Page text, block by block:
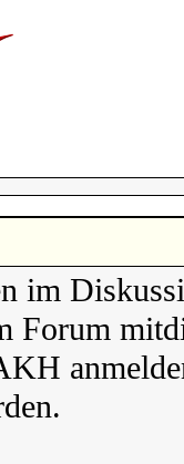
im
Forum